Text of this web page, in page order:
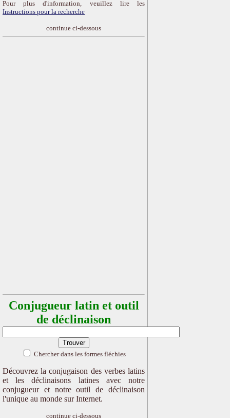
Pour plus d'information, veuillez lire les
Instructions pour la recherche
continue ci-dessous
Conjugueur latin et outil
de déclinaison
Chercher dans les formes fléchies
Découvrez la conjugaison des verbes latins
et les déclinaisons latines avec notre
conjugueur et notre outil de déclinaison
l'unique au monde sur Internet.
continue ci-dessous